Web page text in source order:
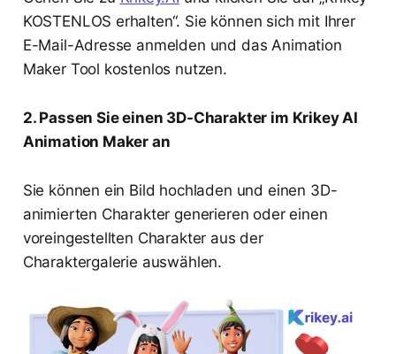
KOSTENLOS erhalten“. Sie können sich mit Ihrer
E-Mail-Adresse anmelden und das Animation
Maker Tool kostenlos nutzen.
2. Passen Sie einen 3D-Charakter im Krikey AI
Animation Maker an
Sie können ein Bild hochladen und einen 3D-
animierten Charakter generieren oder einen
voreingestellten Charakter aus der
Charaktergalerie auswählen.